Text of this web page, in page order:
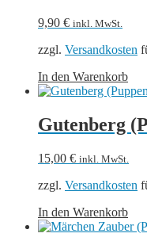
9,90 € inkl. MwSt.
zzgl. Versandkosten
In den Warenkorb
Gutenberg
15,00 € inkl. MwSt.
zzgl. Versandkosten
In den Warenkorb